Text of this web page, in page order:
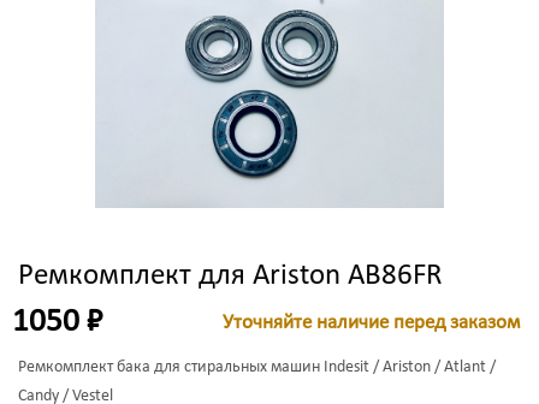
Ремкомплект для Ariston AB86FR
1050 ₽ Уточняйте наличие перед заказом
Ремкомплект бака для стиральных машин Indesit / Ariston / Atlant /
Candy / Vestel